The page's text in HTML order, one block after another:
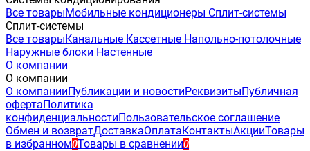
Все товарыМобильные кондиционеры Сплит-системы
Сплит-системы
Все товарыКанальные Кассетные Напольно-потолочные
Наружные блоки Настенные
О компании
О компании
О компанииПубликации и новостиРеквизитыПубличная
офертаПолитика
конфиденциальностиПользовательское соглашение
Обмен и возвратДоставкаОплатаКонтактыАкцииТовары
в избранном0Товары в сравнении0